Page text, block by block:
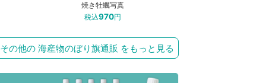
焼き牡蠣写真
税込970円
その他の 海産物のぼり旗通販 をもっと見る